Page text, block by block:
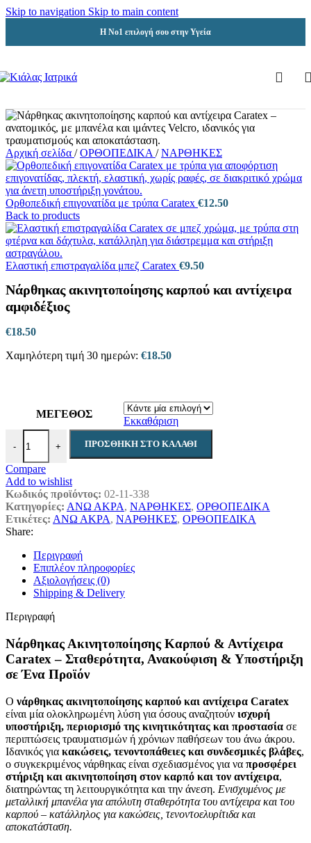
Skip to navigation Skip to main content
Η Νο1 επιλογή σου στην Υγεία
Αρχική σελίδα / ΟΡΘΟΠΕΔΙΚΑ / ΝΑΡΘΗΚΕΣ
Ορθοπεδική επιγονατίδα με τρύπα Caratex €12.50
Back to products
Ελαστική επιστραγαλίδα μπεζ Caratex €9.50
Νάρθηκας ακινητοποίησης καρπού και αντίχειρα
αμφιδέξιος
€18.50
Χαμηλότερη τιμή 30 ημερών: €18.50
ΜΕΓΕΘΟΣ
Εκκαθάριση
-
Νάρθηκας ακινητοποίησης καρπού και αντίχειρα αμφιδέξιος
+ ΠΡΟΣΘΉΚΗ ΣΤΟ ΚΑΛΆΘΙ
Compare
Add to wishlist
Κωδικός προϊόντος: 02-11-338
Κατηγορίες: ΑΝΩ ΑΚΡΑ, ΝΑΡΘΗΚΕΣ, ΟΡΘΟΠΕΔΙΚΑ
Ετικέτες: ΑΝΩ ΑΚΡΑ, ΝΑΡΘΗΚΕΣ, ΟΡΘΟΠΕΔΙΚΑ
Share:
Περιγραφή
Επιπλέον πληροφορίες
Αξιολογήσεις (0)
Shipping & Delivery
Περιγραφή
Νάρθηκας Ακινητοποίησης Καρπού & Αντίχειρα
Caratex – Σταθερότητα, Ανακούφιση & Υποστήριξη
σε Ένα Προϊόν
Ο νάρθηκας ακινητοποίησης καρπού και αντίχειρα Caratex
είναι μία ολοκληρωμένη λύση για όσους αναζητούν ισχυρή
υποστήριξη, περιορισμό της κινητικότητας και προστασία σε
περιπτώσεις τραυματισμών ή χρόνιων παθήσεων του άνω άκρου.
Ιδανικός για κακώσεις, τενοντοπάθειες και συνδεσμικές βλάβες,
ο συγκεκριμένος νάρθηκας είναι σχεδιασμένος για να προσφέρει
στήριξη και ακινητοποίηση στον καρπό και τον αντίχειρα,
διατηρώντας τη λειτουργικότητα και την άνεση. Ενισχυμένος με
μεταλλική μπανέλα για απόλυτη σταθερότητα του αντίχειρα και του
καρπού – κατάλληλος για κακώσεις, τενοντοελυρίτιδα και
αποκατάσταση.